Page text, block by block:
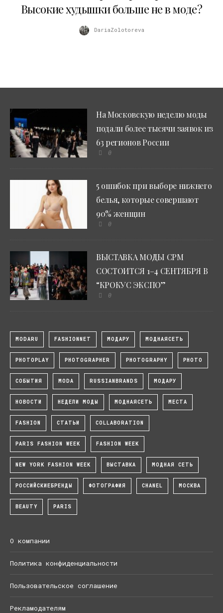
Высокие худышки больше не в моде?
DariaZolotoreva
На Московскую неделю моды
подали более тысячи заявок из
63 регионов России
0
5 ошибок при выборе нижнего
белья, которые совершают
90% женщин
0
ВЫСТАВКА МОДЫ CPM
СОСТОИТСЯ 1–4 СЕНТЯБРЯ В
“КРОКУС ЭКСПО”
0
MODARU FASHIONNET МОДАРУ МОДНАЯСЕТЬ
PHOTOPLAY PHOTOGRAPHER PHOTOGRAPHY PHOTO
СОБЫТИЯ MODA RUSSIANBRANDS МОДАРУ
НОВОСТИ НЕДЕЛИ МОДЫ МОДНАЯСЕТЬ МЕСТА
FASHION СТАТЬИ COLLABORATION
PARIS FASHION WEEK FASHION WEEK
NEW YORK FASHION WEEK ВЫСТАВКА МОДНАЯ СЕТЬ
РОССИЙСКИЕБРЕНДЫ ФОТОГРАФИЯ CHANEL МОСКВА
BEAUTY PARIS
О компании
Политика конфиденциальности
Пользовательское соглашение
Рекламодателям